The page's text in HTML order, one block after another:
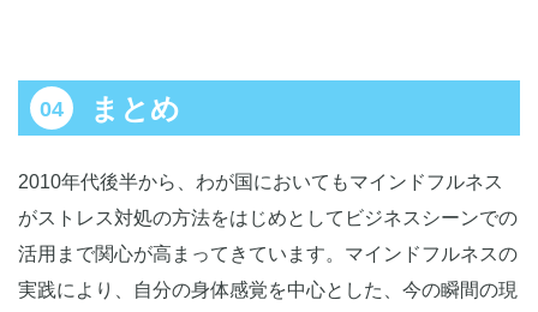
まとめ
2010年代後半から、わが国においてもマインドフルネス
がストレス対処の方法をはじめとしてビジネスシーンでの
活用まで関心が高まってきています。マインドフルネスの
実践により、自分の身体感覚を中心とした、今の瞬間の現